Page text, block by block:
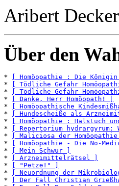
Aribert
Über den
*
[ Homöopathie : Die
*
[ Tödliche Gefahr
*
[ Tödliche Gefahr
*
[ Danke, Herr Homöopath! ]
*
[ Homöopathische
*
[ Hundescheiße als
*
[ Homöopathie : Halstuch
*
[ Repertorium
*
[ Maliciosa der Homöopathie
*
[ Homöopathie - Die No-
*
[ Mein Schwur ]
*
[ Arzneimittelrätsel ]
*
[ "Petze!" ]
*
[ Neuordnung der
*
[ Der Fall Christian